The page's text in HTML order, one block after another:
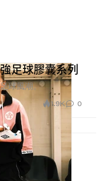
足球膠囊系列
球風潮。
1.9K 0